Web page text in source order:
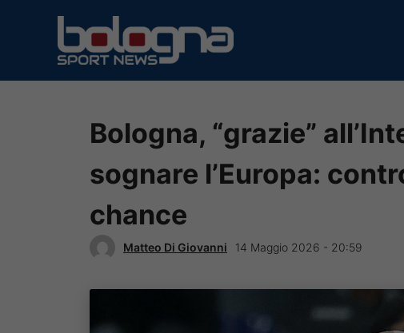
contenuto
Bologna, “grazie”
sognare l’Europa:
chance
Matteo Di Giovanni 14 Maggio 2026 - 20:59